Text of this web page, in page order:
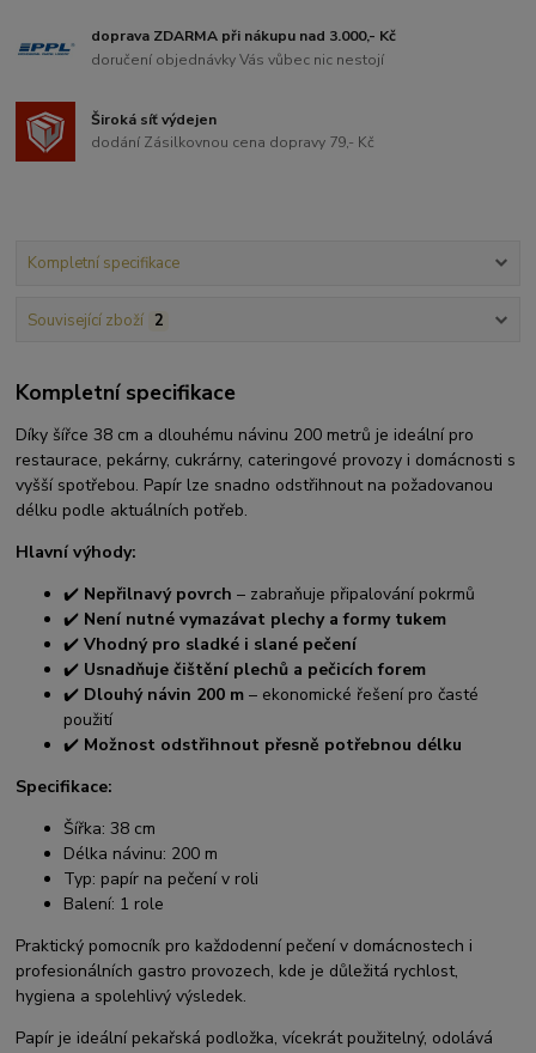
doprava ZDARMA při nákupu nad 3.000,- Kč
doručení objednávky Vás vůbec nic nestojí
Široká síť výdejen
dodání Zásilkovnou cena dopravy 79,- Kč
Kompletní specifikace
Související zboží 2
Kompletní specifikace
Díky šířce 38 cm a dlouhému návinu 200 metrů je ideální pro
restaurace, pekárny, cukrárny, cateringové provozy i domácnosti s
vyšší spotřebou. Papír lze snadno odstřihnout na požadovanou
délku podle aktuálních potřeb.
Hlavní výhody:
✔️ Nepřilnavý povrch – zabraňuje připalování pokrmů
✔️ Není nutné vymazávat plechy a formy tukem
✔️Vhodný pro sladké i slané pečení
✔️ Usnadňuje čištění plechů a pečicích forem
✔️ Dlouhý návin 200 m – ekonomické řešení pro časté
použití
✔️ Možnost odstřihnout přesně potřebnou délku
Specifikace:
Šířka: 38 cm
Délka návinu: 200 m
Typ: papír na pečení v roli
Balení: 1 role
Praktický pomocník pro každodenní pečení v domácnostech i
profesionálních gastro provozech, kde je důležitá rychlost,
hygiena a spolehlivý výsledek.
Papír je ideální pekařská podložka, vícekrát použitelný, odolává